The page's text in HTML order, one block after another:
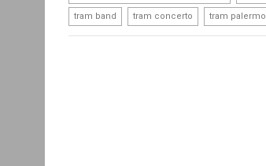
tram band tram concerto tram palermo